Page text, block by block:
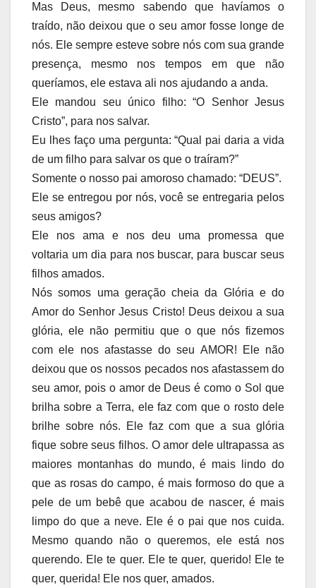
Mas Deus, mesmo sabendo que havíamos o
traído, não deixou que o seu amor fosse longe de
nós. Ele sempre esteve sobre nós com sua grande
presença, mesmo nos tempos em que não
queríamos, ele estava ali nos ajudando a anda.
Ele mandou seu único filho: “O Senhor Jesus
Cristo”, para nos salvar.
Eu lhes faço uma pergunta: “Qual pai daria a vida
de um filho para salvar os que o traíram?”
Somente o nosso pai amoroso chamado: “DEUS”.
Ele se entregou por nós, você se entregaria pelos
seus amigos?
Ele nos ama e nos deu uma promessa que
voltaria um dia para nos buscar, para buscar seus
filhos amados.
Nós somos uma geração cheia da Glória e do
Amor do Senhor Jesus Cristo! Deus deixou a sua
glória, ele não permitiu que o que nós fizemos
com ele nos afastasse do seu AMOR! Ele não
deixou que os nossos pecados nos afastassem do
seu amor, pois o amor de Deus é como o Sol que
brilha sobre a Terra, ele faz com que o rosto dele
brilhe sobre nós. Ele faz com que a sua glória
fique sobre seus filhos. O amor dele ultrapassa as
maiores montanhas do mundo, é mais lindo do
que as rosas do campo, é mais formoso do que a
pele de um bebê que acabou de nascer, é mais
limpo do que a neve. Ele é o pai que nos cuida.
Mesmo quando não o queremos, ele está nos
querendo. Ele te quer. Ele te quer, querido! Ele te
quer, querida! Ele nos quer, amados.